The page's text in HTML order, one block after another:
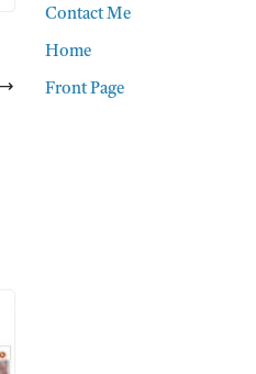
Contact Me
Home
Front Page